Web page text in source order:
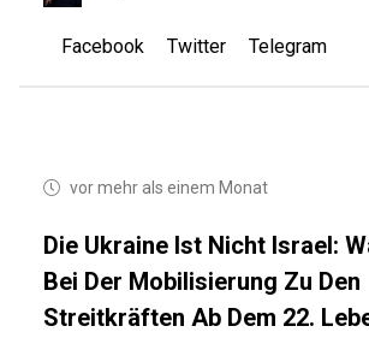
Facebook Twitter Telegram
vor mehr als einem Monat
Die Ukraine Ist Nicht Israel:
Bei Der Mobilisierung Zu Den
Streitkräften Ab Dem 22.